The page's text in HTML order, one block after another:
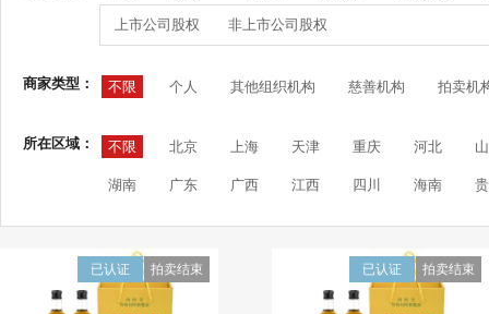
上市公司股权 非上市公司股权
商家类型： 不限 个人 其他组织机构 慈善机构 拍卖机
所在区域： 不限 北京 上海 天津 重庆 河北
湖南 广东 广西 江西 四川 海南
拍卖结束
已认证 拍卖结束
已认证